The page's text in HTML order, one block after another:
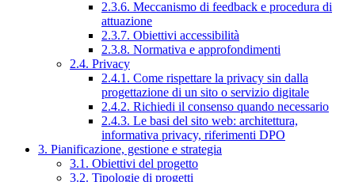
2.3.6. Meccanismo di feedback e procedura di
attuazione
2.3.7. Obiettivi accessibilità
2.3.8. Normativa e approfondimenti
2.4. Privacy
2.4.1. Come rispettare la privacy sin dalla
progettazione di un sito o servizio digitale
2.4.2. Richiedi il consenso quando necessario
2.4.3. Le basi del sito web: architettura,
informativa privacy, riferimenti DPO
3. Pianificazione, gestione e strategia
3.1. Obiettivi del progetto
3.2. Tipologie di progetti